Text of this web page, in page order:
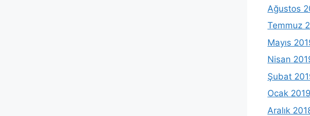
Ağustos
Temmuz
Mayıs
Nisan
Şubat
Ocak 2019
Aralık